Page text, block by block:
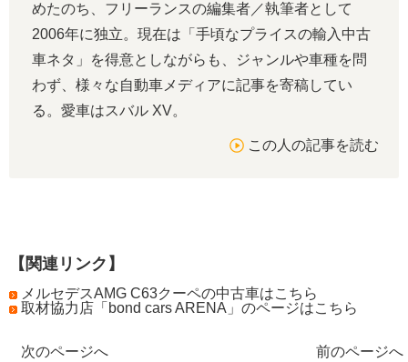
めたのち、フリーランスの編集者／執筆者として
2006年に独立。現在は「手頃なプライスの輸入中古
車ネタ」を得意としながらも、ジャンルや車種を問
わず、様々な自動車メディアに記事を寄稿してい
る。愛車はスバル XV。
この人の記事を読む
【関連リンク】
メルセデスAMG C63クーペの中古車はこちら
取材協力店「bond cars ARENA」のページはこちら
次のページへ 前のページへ